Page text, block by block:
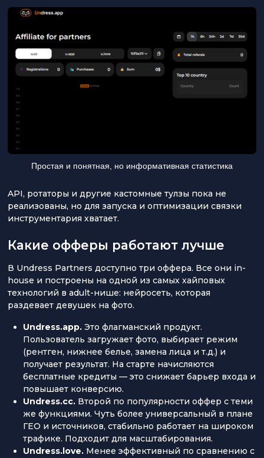
Простая и понятная, но информативная статистика
API, ротаторы и другие кастомные тулзы пока не
реализованы, но для запуска и оптимизации связки
инструментария хватает.
Какие офферы работают лучше
В Undress Partners доступно три оффера. Все они in-
house и построены на одной из самых хайповых
технологий в adult-нише: нейросеть, которая
раздевает девушек на фото.
Undress.app. Это флагманский продукт.
Пользователь загружает фото, выбирает режим
(рентген, нижнее белье, замена лица и т.д.) и
получает результат. На старте начисляются
бесплатные кредиты — это снижает барьер входа и
повышает конверсию.
Undress.cc. Второй по популярности оффер с теми
же функциями. Чуть более универсальный в плане
ГЕО и источников, стабильно работает на широком
трафике. Подходит для масштабирования.
Undress.love. Менее эффективный по сравнению с